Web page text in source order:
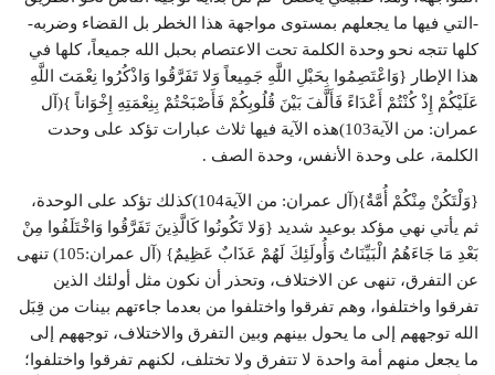
-التي فيها ما يجعلهم بمستوى مواجهة هذا الخطر بل القضاء وضربه-
كلها تتجه نحو وحدة الكلمة تحت الاعتصام بحبل الله جميعاً، كلها في
هذا الإطار {وَاعْتَصِمُوا بِحَبْلِ اللَّهِ جَمِيعاً وَلا تَفَرَّقُوا وَاذْكُرُوا نِعْمَتَ اللَّهِ
عَلَيْكُمْ إِذْ كُنْتُمْ أَعْدَاءً فَأَلَّفَ بَيْنَ قُلُوبِكُمْ فَأَصْبَحْتُمْ بِنِعْمَتِهِ إِخْوَاناً }(آل
عمران: من الآية103)هذه الآية فيها ثلاث عبارات تؤكد على وحدت
الكلمة، على وحدة الأنفس، وحدة الصف .
{وَلْتَكُنْ مِنْكُمْ أُمَّةٌ}(آل عمران: من الآية104)كذلك تؤكد على الوحدة،
ثم يأتي نهي مؤكد بوعيد شديد {وَلا تَكُونُوا كَالَّذِينَ تَفَرَّقُوا وَاخْتَلَفُوا مِنْ
بَعْدِ مَا جَاءَهُمُ الْبَيِّنَاتُ وَأُولَئِكَ لَهُمْ عَذَابٌ عَظِيمٌ} (آل عمران:105) تنهى
عن التفرق، تنهى عن الاختلاف، وتحذر أن نكون مثل أولئك الذين
تفرقوا واختلفوا، وهم تفرقوا واختلفوا من بعدما جاءتهم بينات من قِبَل
الله توجههم إلى ما يحول بينهم وبين التفرق والاختلاف، توجههم إلى
ما يجعل منهم أمة واحدة لا تتفرق ولا تختلف، لكنهم تفرقوا واختلفوا؛